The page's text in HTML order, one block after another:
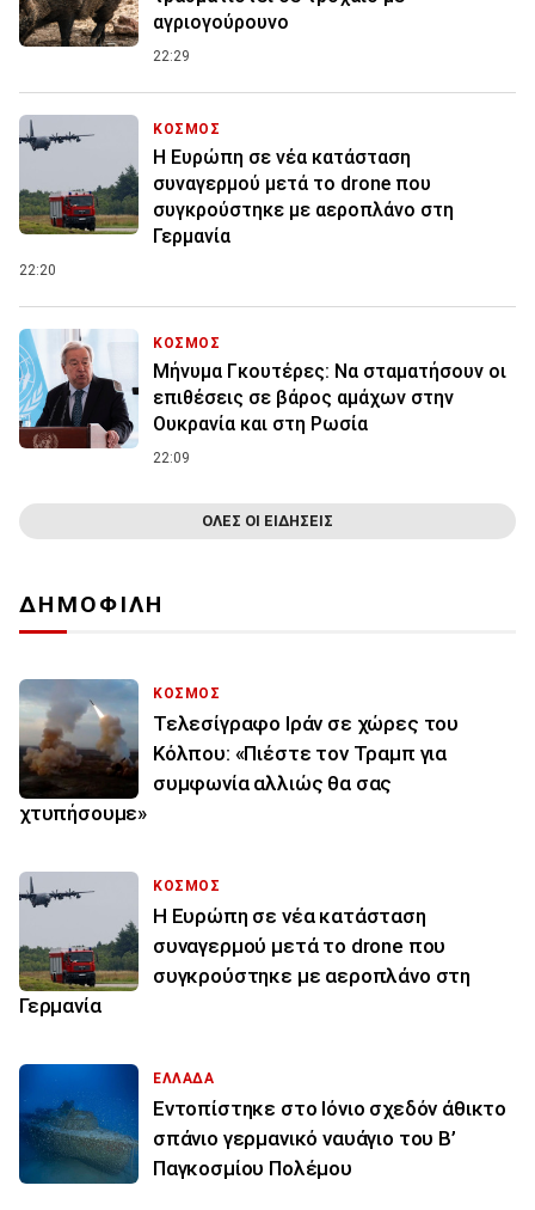
αγριογούρουνο
22:29
ΚΟΣΜΟΣ
Η Ευρώπη σε νέα κατάσταση
συναγερμού μετά το drone που
συγκρούστηκε με αεροπλάνο στη
Γερμανία
22:20
ΚΟΣΜΟΣ
Μήνυμα Γκουτέρες: Να σταματήσουν οι
επιθέσεις σε βάρος αμάχων στην
Ουκρανία και στη Ρωσία
22:09
ΟΛΕΣ ΟΙ ΕΙΔΗΣΕΙΣ
ΔΗΜΟΦΙΛΗ
ΚΟΣΜΟΣ
Τελεσίγραφο Ιράν σε χώρες του
Κόλπου: «Πιέστε τον Τραμπ για
συμφωνία αλλιώς θα σας
χτυπήσουμε»
ΚΟΣΜΟΣ
Η Ευρώπη σε νέα κατάσταση
συναγερμού μετά το drone που
συγκρούστηκε με αεροπλάνο στη
Γερμανία
ΕΛΛΑΔΑ
Εντοπίστηκε στο Ιόνιο σχεδόν άθικτο
σπάνιο γερμανικό ναυάγιο του Β’
Παγκοσμίου Πολέμου